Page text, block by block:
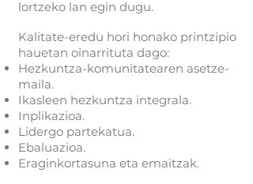
lortzeko lan egin dugu.
Kalitate-eredu hori honako printzipio
hauetan oinarrituta dago:
Hezkuntza-komunitatearen asetze-
maila.
Ikasleen hezkuntza integrala.
Inplikazioa.
Lidergo partekatua.
Ebaluazioa.
Eraginkortasuna eta emaitzak.